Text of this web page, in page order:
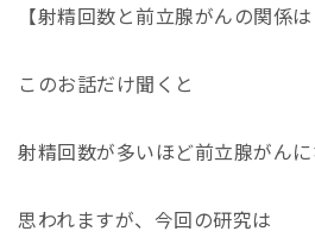
【射精回数と前立腺がんの関係は
このお話だけ聞くと
射精回数が多いほど前立腺がん
思われますが、今回の研究は